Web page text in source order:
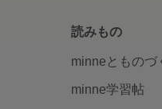
読みもの
minneとものづ
minne学習帖